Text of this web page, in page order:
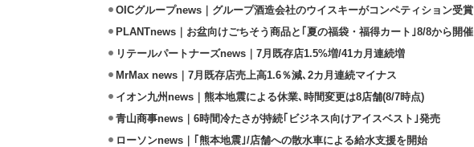
OICグループnews｜グループ酒造会社のウイスキーがコンペティション受賞
PLANTnews｜お盆向けごちそう商品と｢夏の福袋・福得カート｣8/8から開催
リテールパートナーズnews｜7月既存店1.5%増/41カ月連続増
MrMax news｜7月既存店売上高1.6％減､2カ月連続マイナス
イオン九州news｜熊本地震による休業､時間変更は8店舗(8/7時点)
青山商事news｜6時間冷たさが持続｢ビジネス向けアイスベスト｣発売
ローソンnews｜｢熊本地震｣/店舗への散水車による給水支援を開始